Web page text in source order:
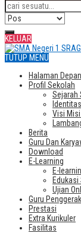
KELUAR
TUTUP MENU
Halaman Depan
Profil Sekolah
Sejarah
Visi Misi
Berita
Guru Dan
Download
E-Learning
E-
Ujian
Guru Penggerak
Prestasi
Extra Kurikuler
Fasilitas